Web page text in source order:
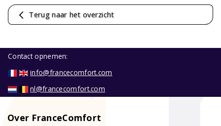
Terug naar het overzicht
Contact opnemen:
info@francecomfort.com
nl@francecomfort.com
Over FranceComfort